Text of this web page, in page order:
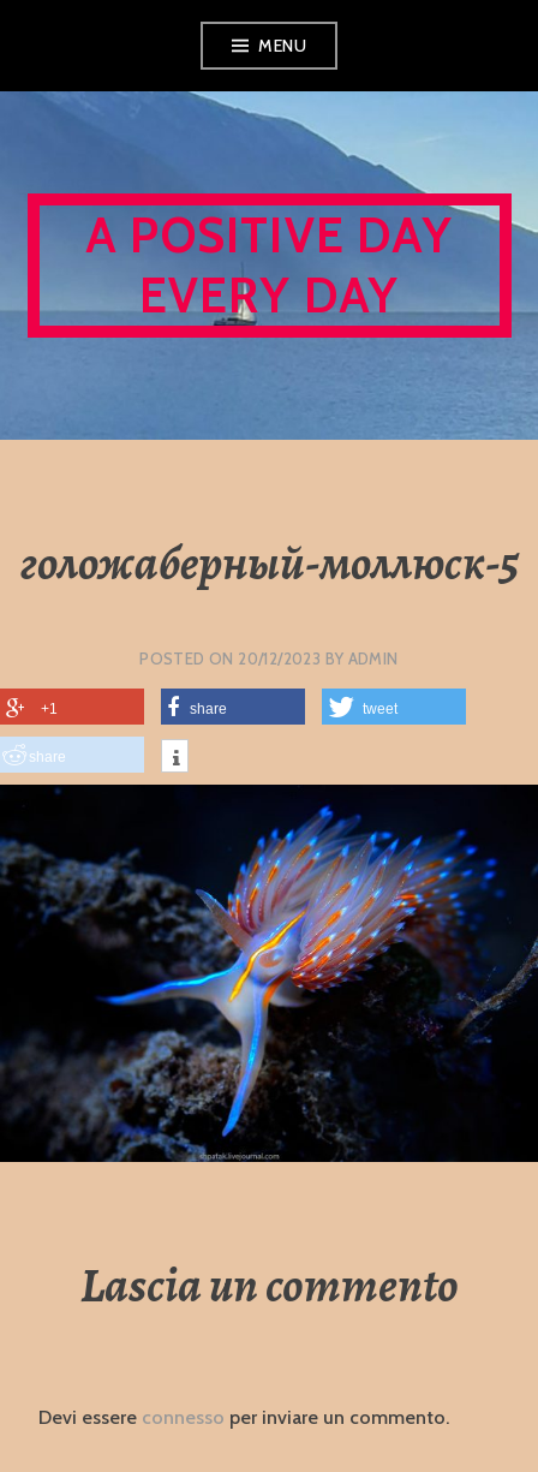
content
MENU
A POSITIVE DAY
EVERY DAY
голожаберный-моллюск-5
POSTED ON 20/12/2023 BY ADMIN
+1 share tweet
share
Lascia un commento
Devi essere connesso per inviare un commento.